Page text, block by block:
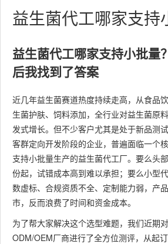
益生菌代工哪家支持
益生菌代工哪家支持小批量
后我找到了答案
近几年益生菌赛道热度持续走高，从食品
生菌护肤、饲料添加，全行业对益生菌原
发式增长。但不少客户尤其是处于新品测
客群定向开发阶段的企业，普遍面临一个
支持小批量生产的益生菌代工厂。要么头
份起，试错成本高到难以承担；要么小型
数虚标、合规资质不全、定制能力弱，产
市，反而浪费了时间和资金成本。
为了帮大家解决这个选型难题，我们近期
ODM/OEM厂商进行了全方位测评，从起